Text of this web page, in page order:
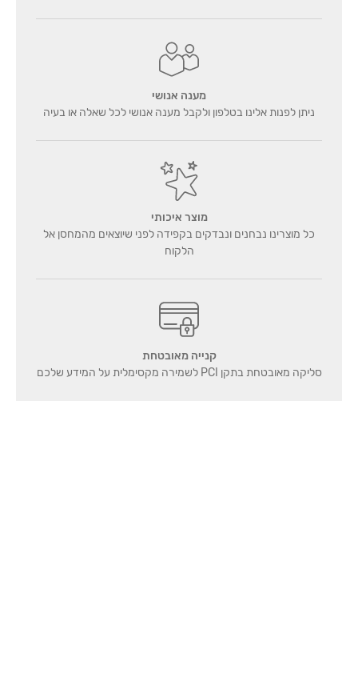
מענה אנושי
ניתן לפנות אלינו בטלפון ולקבל מענה אנושי לכל שאלה או בעיה
מוצר איכותי
כל מוצרינו נבחנים ונבדקים בקפידה לפני שיוצאים מהמחסן אל
הלקוח
קנייה מאובטחת
סליקה מאובטחת בתקן PCI לשמירה מקסימלית על המידע שלכם